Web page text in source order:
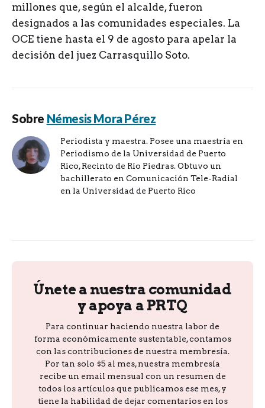
millones que, según el alcalde, fueron
designados a las comunidades especiales. La
OCE tiene hasta el 9 de agosto para apelar la
decisión del juez Carrasquillo Soto.
Sobre Némesis Mora Pérez
Periodista y maestra. Posee una maestría en
Periodismo de la Universidad de Puerto
Rico, Recinto de Río Piedras. Obtuvo un
bachillerato en Comunicación Tele-Radial
en la Universidad de Puerto Rico
Únete a nuestra comunidad
y apoya a PRTQ
Para continuar haciendo nuestra labor de
forma económicamente sustentable, contamos
con las contribuciones de nuestra membresía.
Por tan solo $5 al mes, nuestra membresía
recibe un email mensual con un resumen de
todos los artículos que publicamos ese mes, y
tiene la habilidad de dejar comentarios en los